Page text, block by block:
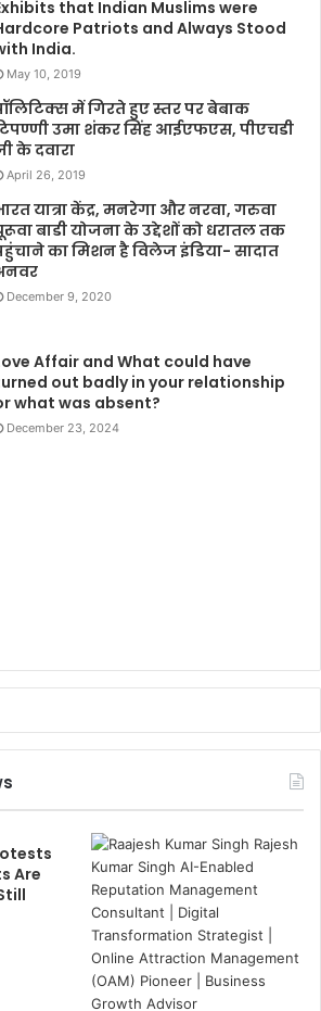
that Indian Muslims were
Patriots and Always Stood
India.
May 10, 2019
में गिरते हुए स्तर पर बेबाक
उमा शंकर सिंह आईएफएस, पीएचडी
के दवारा
April 26, 2019
यात्रा केंद्र, मनरेगा और नरवा, गरुवा
बाडी योजना के उद्देशों को धरातल तक
का मिशन है विलेज इंडिया- सादात
December 9, 2020
Affair and What could have
out badly in your relationship
what was absent?
December 23, 2024
Are